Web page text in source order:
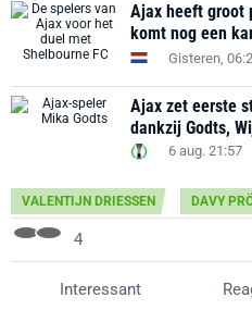
Ajax heeft groot
komt nog een
Gisteren,
Ajax zet eerste
dankzij Godts,
6 aug. 21:57
VALENTIJN DRIESSEN DAVY
4
Interessant